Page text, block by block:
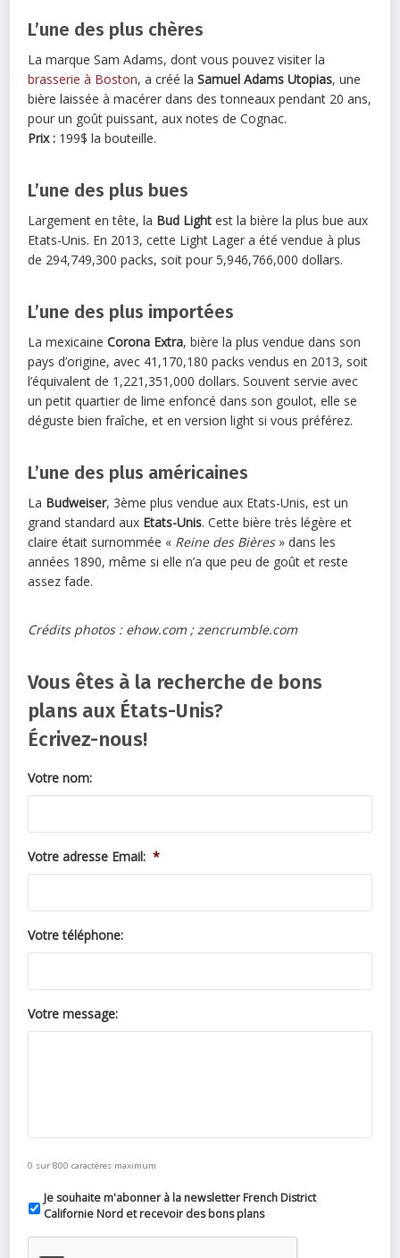
L’une des plus chères
La marque Sam Adams, dont vous pouvez visiter la
brasserie à Boston, a créé laSamuel Adams Utopias, une
bière laissée à macérer dans des tonneaux pendant 20 ans,
pour un goût puissant, aux notes de Cognac.
Prix : 199$ la bouteille.
L’une des plus bues
Largement en tête, la Bud Light est la bière la plus bue aux
Etats-Unis. En 2013, cette Light Lager a été vendue à plus
de 294,749,300 packs, soit pour 5,946,766,000 dollars.
L’une des plus importées
La mexicaineCorona Extra, bière la plus vendue dans son
pays d’origine, avec 41,170,180 packs vendus en 2013, soit
l’équivalent de 1,221,351,000 dollars. Souvent servie avec
un petit quartier de lime enfoncé dans son goulot, elle se
déguste bien fraîche, et en version light si vous préférez.
L’une des plus américaines
La Budweiser, 3ème plus vendue aux Etats-Unis, est un
grand standard aux Etats-Unis. Cette bière très légère et
claire était surnommée « Reine des Bières» dans les
années 1890, même si elle n’a que peu de goût et reste
assez fade.
Crédits photos : ehow.com ; zencrumble.com
Vous êtes à la recherche de bons
plans aux États-Unis?
Écrivez-nous!
Votre nom:
Votre adresse Email: *
Votre téléphone:
Votre message:
0 sur 800 caractères maximum
Je souhaite m'abonner à la newsletter French District
Californie Nord et recevoir des bons plans